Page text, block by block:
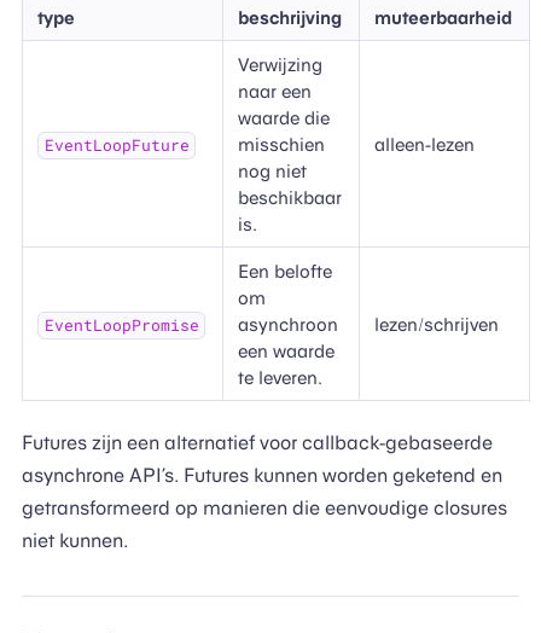
type beschrijving muteerbaarheid
EventLoopFuture
Verwijzing
naar een
waarde die
misschien
nog niet
beschikbaar
is.
alleen-lezen
EventLoopPromise
Een belofte
om
asynchroon
een waarde
te leveren.
lezen/schrijven
Futures zijn een alternatief voor callback-gebaseerde
asynchrone API’s. Futures kunnen worden geketend en
getransformeerd op manieren die eenvoudige closures
niet kunnen.